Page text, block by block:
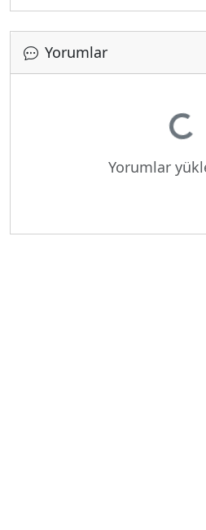
Yorumlar
Yükleniyor...
Yorumlar